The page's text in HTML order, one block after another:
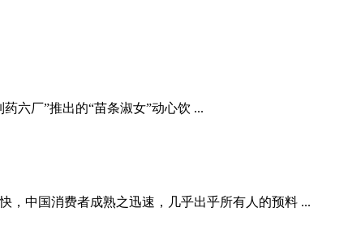
六厂”推出的“苗条淑女”动心饮 ...
，中国消费者成熟之迅速，几乎出乎所有人的预料 ...